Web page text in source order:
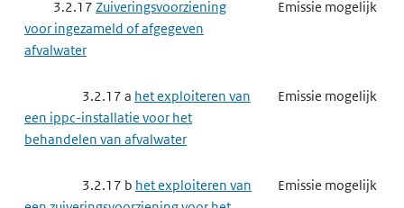
3.2.17 Zuiveringsvoorziening
voor ingezameld of afgegeven
afvalwater
Emissie mogelijk
3.2.17 a het exploiteren van
een ippc-installatie voor het
behandelen van afvalwater
Emissie mogelijk
3.2.17 b het exploiteren van
Emissie mogelijk